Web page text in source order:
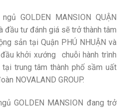
GOLDEN MANSION QUẬN
đầu tư đánh giá sẽ trở thành tâm
sản tại Quận PHÚ NHUẬN và
khởi xướng chuỗi hành trình
trung tâm thành phố sầm uất
NOVALAND GROUP.
GOLDEN MANSION đang trở